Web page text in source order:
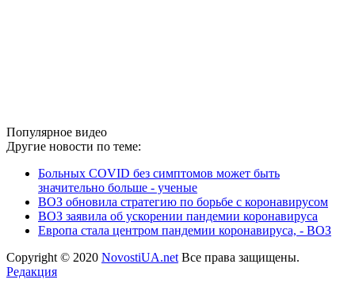
Популярное видео
Другие новости по теме:
Больных COVID без симптомов может быть
значительно больше - ученые
ВОЗ обновила стратегию по борьбе с коронавирусом
ВОЗ заявила об ускорении пандемии коронавируса
Европа стала центром пандемии коронавируса, - ВОЗ
Copyright © 2020 NovostiUA.net Все права защищены.
Редакция